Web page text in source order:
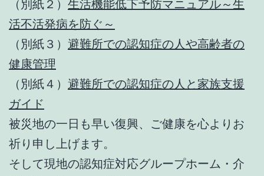
（別紙２） 生活機能低下予防マニュアル～生
活不活発病を防ぐ～
（別紙３） 避難所での認知症の人や高齢者の
健康管理
（別紙４） 避難所での認知症の人と家族支援
ガイド
被災地の一日も早い復興、ご健康を心よりお
祈り申し上げます。
そして現地の認知症対応グループホーム・介